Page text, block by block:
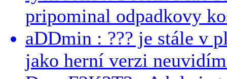
pripominal odpadkovy
aDDmin : ??? je stále v
jako herní verzi